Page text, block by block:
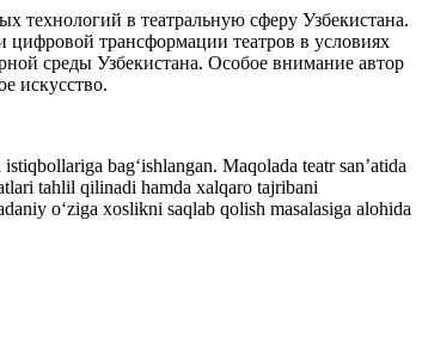
технологий в театральную сферу Узбекистана.
цифровой трансформации театров в условиях
среды Узбекистана. Особое внимание автор
искусство.
bag‘ishlangan. Maqolada teatr san’atida
tahlil qilinadi hamda xalqaro tajribani
o‘ziga xoslikni saqlab qolish masalasiga alohida